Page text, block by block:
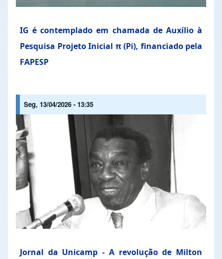
IG é contemplado em chamada de Auxílio à
Pesquisa Projeto Inicial π (Pi), financiado pela
FAPESP
Seg, 13/04/2026 - 13:35
Jornal da Unicamp - A revolução de Milton